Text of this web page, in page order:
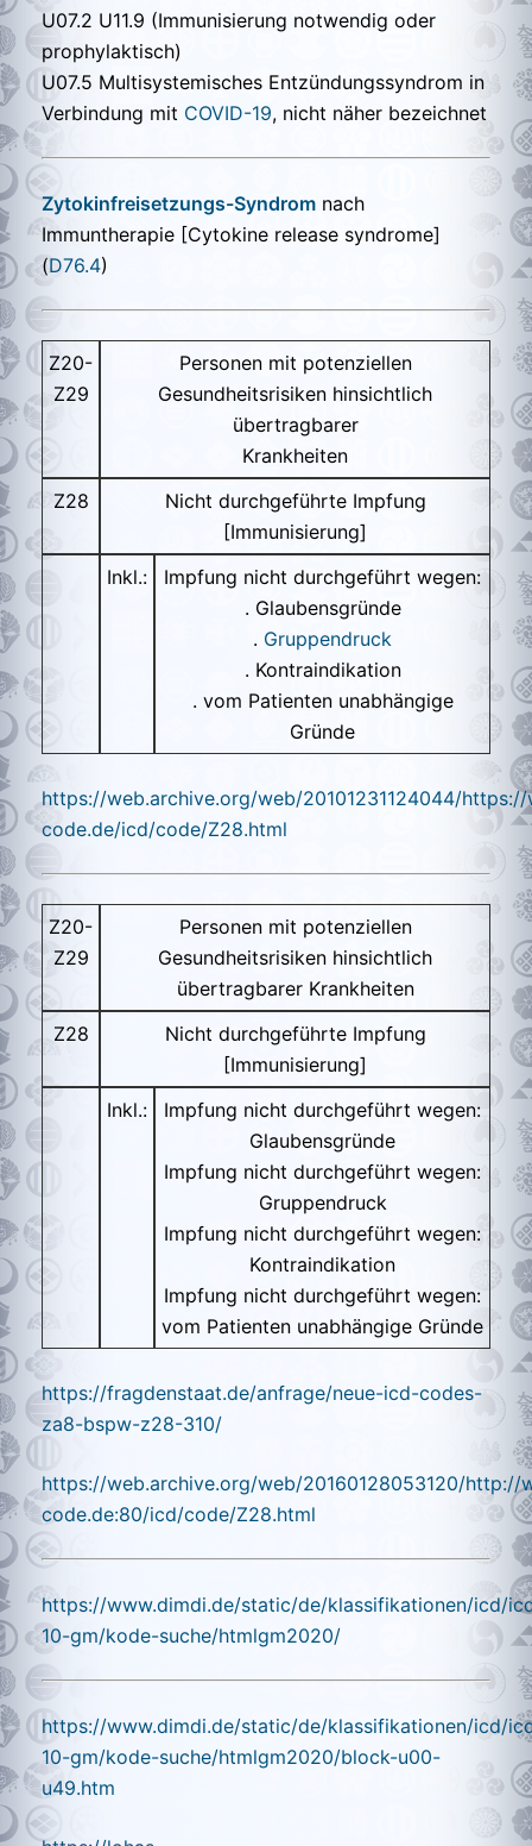
U07.2 U11.9 (Immunisierung notwendig oder
prophylaktisch)
U07.5 Multisystemisches Entzündungssyndrom in
Verbindung mit COVID-19, nicht näher bezeichnet
Zytokinfreisetzungs-Syndrom nach
Immuntherapie [Cytokine release syndrome]
(D76.4)
Z20-
Z29
Personen mit potenziellen
Gesundheitsrisiken hinsichtlich
übertragbarer
Krankheiten
Z28
Nicht durchgeführte Impfung
[Immunisierung]
Inkl.:
Impfung nicht durchgeführt wegen:
. Glaubensgründe
. Gruppendruck
. Kontraindikation
. vom Patienten unabhängige
Gründe
https://web.archive.org/web/20101231124044/
code.de/icd/code/Z28.html
Z20-
Z29
Personen mit potenziellen
Gesundheitsrisiken hinsichtlich
übertragbarer Krankheiten
Z28
Nicht durchgeführte Impfung
[Immunisierung]
Inkl.:
Impfung nicht durchgeführt wegen:
Glaubensgründe
Impfung nicht durchgeführt wegen:
Gruppendruck
Impfung nicht durchgeführt wegen:
Kontraindikation
Impfung nicht durchgeführt wegen:
vom Patienten unabhängige Gründe
https://fragdenstaat.de/anfrage/neue-icd-codes-
za8-bspw-z28-310/
https://web.archive.org/web/20160128053120/http://
code.de:80/icd/code/Z28.html
https://www.dimdi.de/static/de/klassifikationen/icd/
10-gm/kode-suche/htmlgm2020/
https://www.dimdi.de/static/de/klassifikationen/icd/
10-gm/kode-suche/htmlgm2020/block-u00-
u49.htm